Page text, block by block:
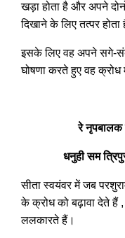
खड़ा होता है और अपने
दिखाने के लिए तत्पर होता
इसके लिए वह अपने सगे-
घोषणा करते हुए वह क्रोध
रे नृपबालक
धनुही सम
सीता स्वयंवर में जब
के क्रोध को बढ़ावा देते हैं
ललकारते हैं।